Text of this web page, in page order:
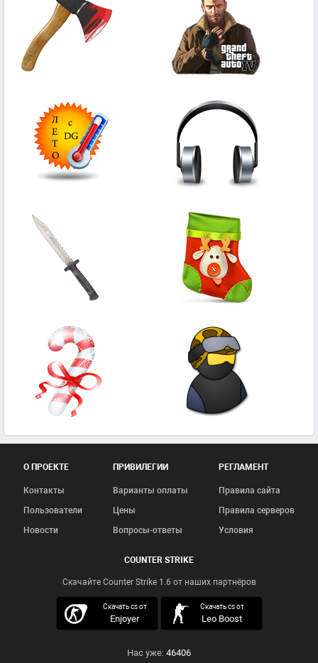
О ПРОЕКТЕ
Контакты
Пользователи
Новости
ПРИВИЛЕГИИ
Варианты оплаты
Цены
Вопросы-ответы
РЕГЛАМЕНТ
Правила сайта
Правила серверов
Условия
COUNTER STRIKE
Скачайте Counter Strike 1.6 от наших партнёров
Скачать cs от
Enjoyer
скачать кс 1.6
Скачать cs от
Leo Boost
Нас уже: 46406